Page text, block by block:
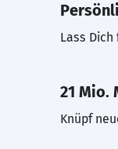
Lass
21 Mio.
Knüpf